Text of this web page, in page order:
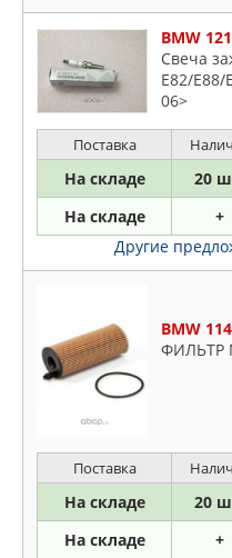
BMW
Свеча
E82/E88/
06>
Поставка
На складе 20
На складе +
Другие
BMW
ФИЛЬТР
Поставка
На складе 20
На складе +